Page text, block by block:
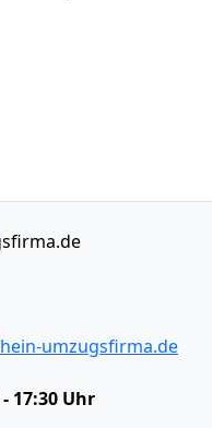
umzugsfirma.de
17:30 Uhr